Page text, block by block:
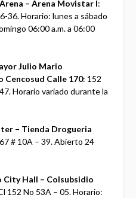
– Arena Movistar I:
36. Horario: lunes a sábado
06:00 a.m. a 06:00
Julio Mario
Cencosud Calle 170: 152
Horario variado durante la
– Tienda Drogueria
# 10A – 39. Abierto 24
City Hall – Colsubsidio
152 No 53A – 05. Horario: